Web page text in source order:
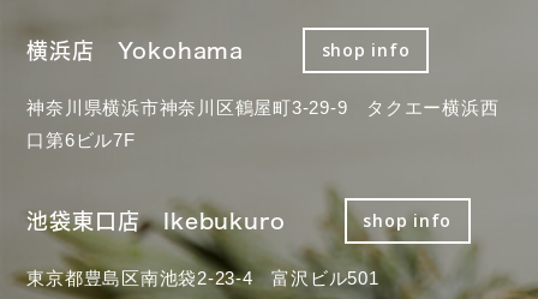
横浜店 Yokohama shop info
神奈川県横浜市神奈川区鶴屋町3-29-9 タクエー横浜西
口第6ビル7F
池袋東口店 Ikebukuro shop info
東京都豊島区南池袋2-23-4 富沢ビル501